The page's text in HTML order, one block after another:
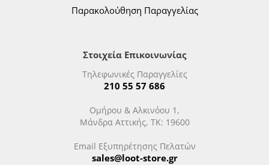
Παρακολούθηση Παραγγελίας
Στοιχεία Επικοινωνίας
Τηλεφωνικές Παραγγελίες
210 55 57 686
Ομήρου & Αλκινόου 1,
Μάνδρα Αττικής, ΤΚ: 19600
Email Εξυπηρέτησης Πελατών
sales@loot-store.gr